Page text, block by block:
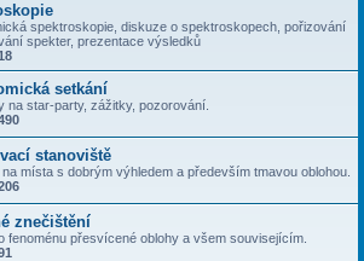
spektroskopie, diskuze o spektroskopech, pořizování
spekter, prezentace výsledků
setkání
na star-party, zážitky, pozorování.
stanoviště
na místa s dobrým výhledem a především tmavou oblohou.
znečištění
fenoménu přesvícené oblohy a všem souvisejícím.